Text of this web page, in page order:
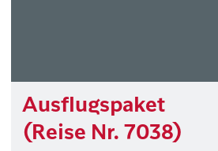
Ausflugspaket
(Reise Nr. 7038)